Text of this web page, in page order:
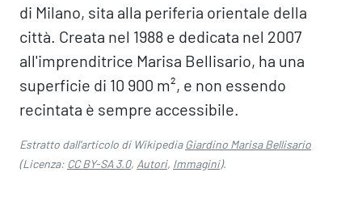
di Milano, sita alla periferia orientale della
città. Creata nel 1988 e dedicata nel 2007
all'imprenditrice Marisa Bellisario, ha una
superficie di 10 900 m², e non essendo
recintata è sempre accessibile.
Estratto dall'articolo di WikipediaGiardino Marisa Bellisario
(Licenza: CC BY-SA 3.0, Autori, Immagini).